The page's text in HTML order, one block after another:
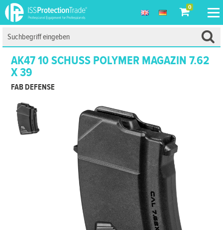
0
AK47 10 SCHUSS POLYMER MAGAZIN 7.62
X 39
FAB DEFENSE